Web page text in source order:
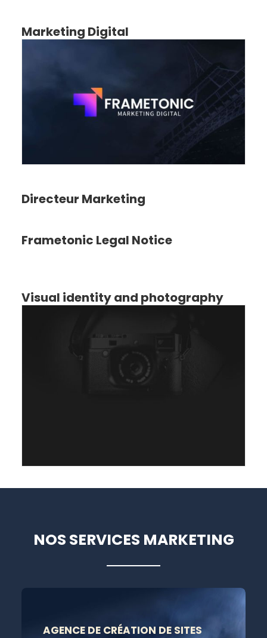
Marketing Digital
Directeur Marketing
Frametonic Legal Notice
Visual identity and photography
NOS SERVICES MARKETING
AGENCE DE CRÉATION DE SITES